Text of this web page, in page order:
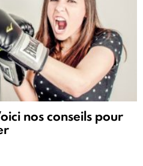
nos conseils pour